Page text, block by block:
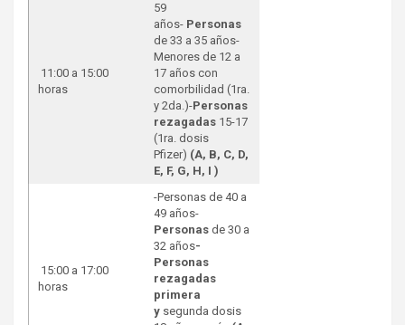
11:00 a 15:00
horas
59
años- Personas
de 33 a 35 años-
Menores de 12 a
17 años con
comorbilidad (1ra.
y 2da.)-Personas
rezagadas 15-17
(1ra. dosis
Pfizer) (A, B, C, D,
E, F, G, H, I )
15:00 a 17:00
horas
-Personas de 40 a
49 años-
Personas de 30 a
32 años-
Personas
rezagadas
primera
y segunda dosis